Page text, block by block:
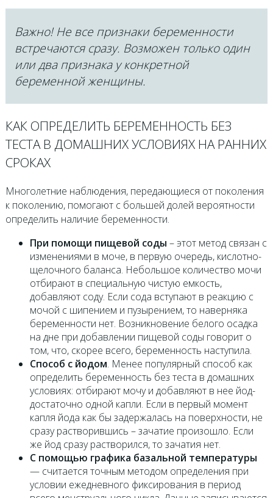
Важно! Не все признаки беременности
встречаются сразу. Возможен только один
или два признака у конкретной
беременной женщины.
КАК ОПРЕДЕЛИТЬ БЕРЕМЕННОСТЬ БЕЗ
ТЕСТА В ДОМАШНИХ УСЛОВИЯХ НА РАННИХ
СРОКАХ
Многолетние наблюдения, передающиеся от поколения
к поколению, помогают с большей долей вероятности
определить наличие беременности.
При помощи пищевой соды – этот метод связан с
изменениями в моче, в первую очередь, кислотно-
щелочного баланса. Небольшое количество мочи
отбирают в специальную чистую емкость,
добавляют соду. Если сода вступают в реакцию с
мочой с шипением и пузырением, то наверняка
беременности нет. Возникновение белого осадка
на дне при добавлении пищевой соды говорит о
том, что, скорее всего, беременность наступила.
Способ с йодом. Менее популярный способ как
определить беременность без теста в домашних
условиях: отбирают мочу и добавляют в нее йод-
достаточно одной капли. Если в первый момент
капля йода как бы задержалась на поверхности, не
сразу растворившись – зачатие произошло. Если
же йод сразу растворился, то зачатия нет.
С помощью графика базальной температуры
— считается точным методом определения при
условии ежедневного фиксирования в период